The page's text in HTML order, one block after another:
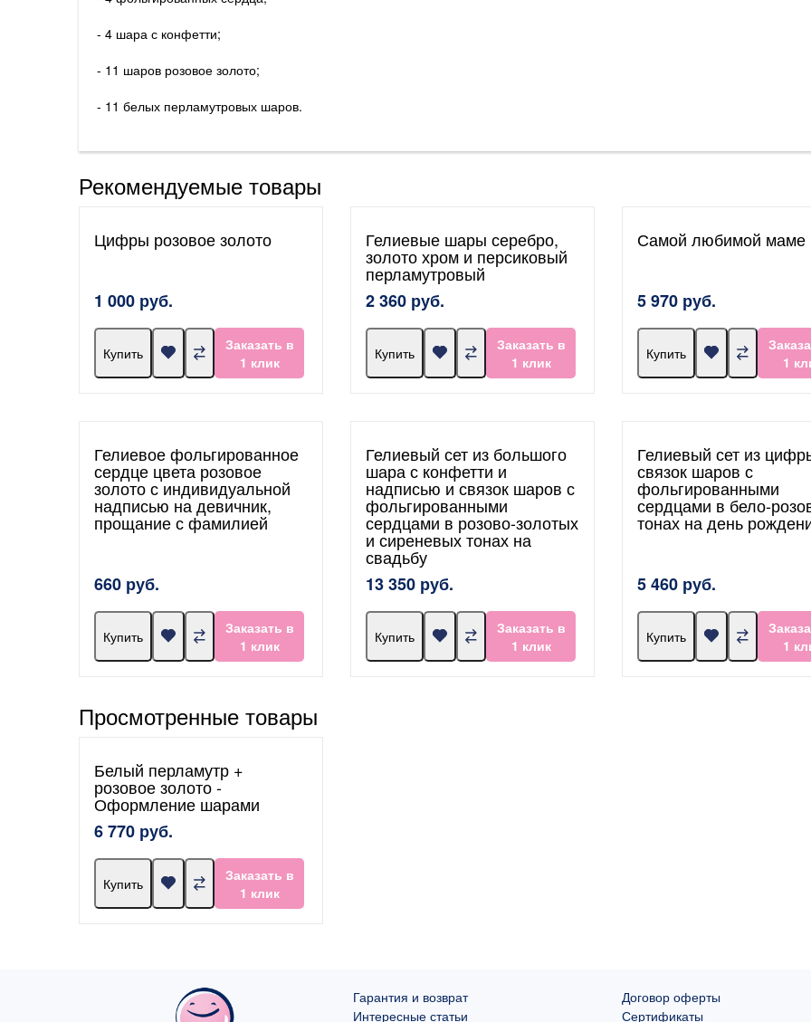
- 4 шара с конфетти;
- 11 шаров розовое золото;
- 11 белых перламутровых шаров.
Рекомендуемые товары
Цифры розовое золото
1 000 руб.
Купить
Заказать в
1 клик
Гелиевые шары серебро,
золото хром и персиковый
перламутровый
2 360 руб.
Купить
Заказать в
1 клик
Самой любимой маме
5 970 руб.
Купить
1
Гелиевое фольгированное
сердце цвета розовое
золото с индивидуальной
надписью на девичник,
прощание с фамилией
660 руб.
Купить
Заказать в
1 клик
Гелиевый сет из большого
шара с конфетти и
надписью и связок шаров с
фольгированными
сердцами в розово-золотых
и сиреневых тонах на
свадьбу
13 350 руб.
Купить
Заказать в
1 клик
Гелиевый сет из
связок шаров с
фольгированными
сердцами в бело-
тонах на день
5 460 руб.
Купить
1
Просмотренные товары
Белый перламутр +
розовое золото -
Оформление шарами
6 770 руб.
Купить
Заказать в
1 клик
Гарантия и возврат
Интересные статьи
Договор оферты
Сертификаты